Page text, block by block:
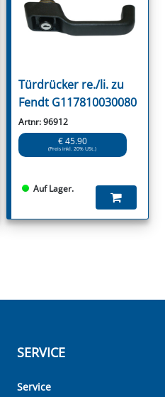
Türdrücker re./li. zu
Fendt G117810030080
Artnr: 96912
€ 45.90
(Preis inkl. 20% USt.)
Auf Lager.
SERVICE
Service